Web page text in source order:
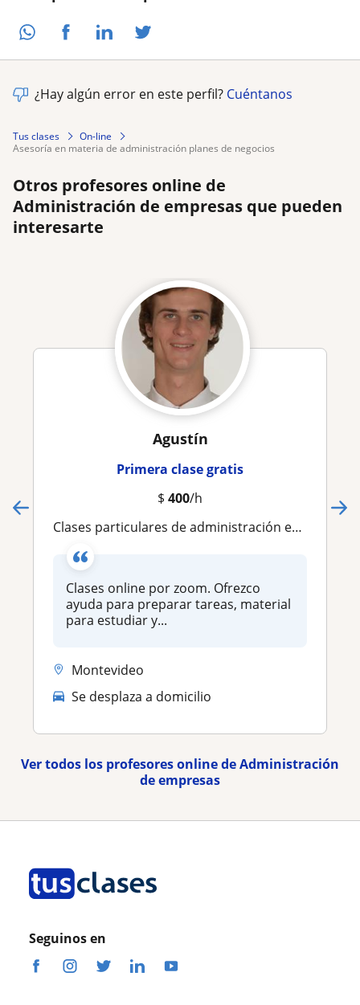
¿Hay algún error en este perfil? Cuéntanos
Tus clases
On-line
asesoría en materia de administración planes de negocios
Otros profesores online de
Administración de empresas que pueden
interesarte
Agustín
Primera clase gratis
$ 400/h
Clases particulares de administración empresas de todos los niveles.!
Clases online por zoom. Ofrezco
ayuda para preparar tareas, material
para estudiar y...
Montevideo
Se desplaza a domicilio
Ver todos los profesores online de Administración
de empresas
Seguinos en